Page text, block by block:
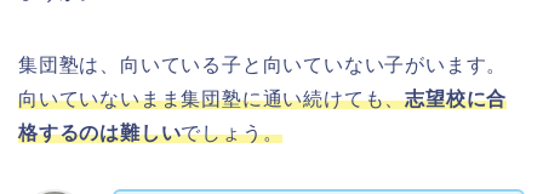
集団塾は、向いている子と向いていない子がいます。
向いていないまま集団塾に通い続けても、志望校に合
格するのは難しいでしょう。